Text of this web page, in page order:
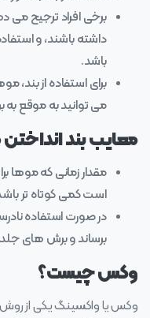
برخی افراد ترجیح
داشته باشند، و
باشد.
برای استفاده از بند،
می‌ توانید به موقع به
معایب بند
مقدار زمانی که موها
است کمی کوتاه تر باشد
در صورت استفاده
برساند و برش‌ های
وکس چیست؟
وکس یا واکسینگ یکی از